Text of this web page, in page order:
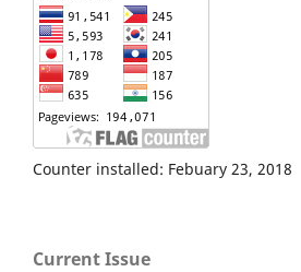
Counter installed: Febuary 23, 2018
Current Issue